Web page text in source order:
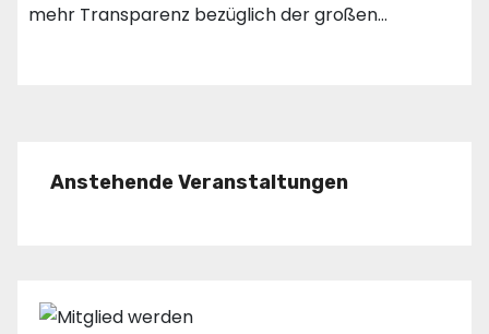
mehr Transparenz bezüglich der großen…
Anstehende Veranstaltungen